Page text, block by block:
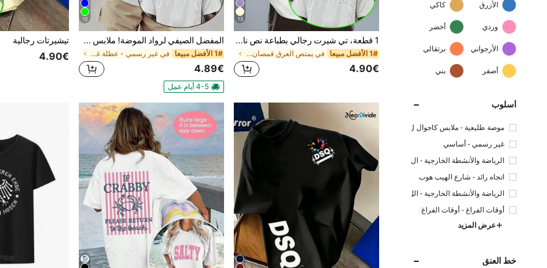
الأزرق كاكي
وردي أخضر
الأرجواني برتقالي
أصفر بني
أسلوب
موضة طليعية - ملابس كاجوال ل
غير رسمي - أساسي
الرياضة والأنشطة الخارجية - ال
رياضة والترفيه
اتجاه رائد - شارع الهيب هوب
الرياضة والأنشطة الخارجية - الل
ياقة البدنية والتنقل
أوقات الفراغ - أوقات الفراغ
عرض المزيد
خط العنق
13
1 قطعة، تي شيرت رجالي بطباعة نص نادي البيرة، قصة فضفاضة كاجوال، تي شيرت صيفي قابل للتنفس ومريح، موضة شبابية للتجمعات اليومية
1# الأفضل مبيعا في يمتص العرق قمصان رجالية
4.90€
12
المفضل الصيفي لرواد الموضة! ملابس علوية تي شيرت كاجوال للرجال بطبعة شعار الشاطئ يعكس أسلوب الساحل! مرن قليلاً,,شحن مجاني،أفضل،هدية للرجل
1# الأفضل مبيعا في غير رسمي - عطلة غير رسمي قمصان رجالية
4.89€
4-5 أيام عمل
تيشيرتات رجالية
4.90€